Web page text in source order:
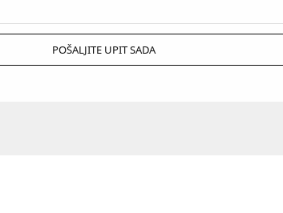
POŠALJITE UPIT SADA